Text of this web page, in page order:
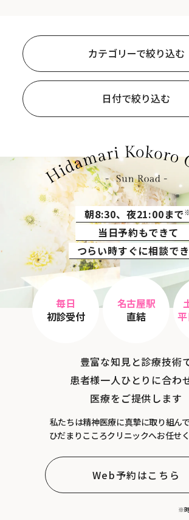
カテゴリーで絞り込む
日付で絞り込む
朝8:30、夜21:00まで
当日予約もできて
つらい時すぐに相談で
毎日
初診受付
名古屋駅
直結
豊富な知見と診療技術
患者様一人ひとりに合わ
医療をご提供します
私たちは精神医療に真摯に取り組んで
ひだまりこころクリニックへお任せく
Web予約はこちら
※